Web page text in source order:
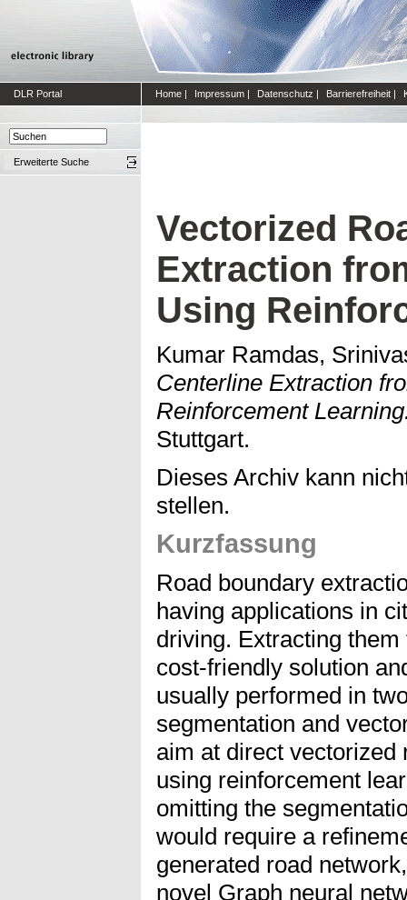
DLR Portal Home | Impressum | Datenschutz | Barrierefreiheit |
Erweiterte Suche
Vectorized
Extraction
Using
Kumar Ramdas,
Centerline Extraction
Reinforcement
Stuttgart.
Dieses Archiv kann
stellen.
Kurzfassung
Road boundary
having applications in
driving. Extracting
cost-friendly solution
usually performed in
segmentation and
aim at direct vectorized
using reinforcement
omitting the
would require a
generated road
novel Graph neural